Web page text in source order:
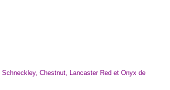
Schneckley, Chestnut, Lancaster Red et Onyx de